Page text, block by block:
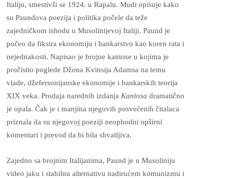
Italiju, smestivši se 1924. u Rapalu. Mudi opisuje kako
su Paundova poezija i politika počele da teže
zajedničkom ishodu u Musolinijevoj Italiji. Paund je
počeo da fiksira ekonomiju i bankarstvo kao koren rata i
nejednakosti. Napisao je brojne kantose u kojima je
pročistio poglede Džona Kvinsija Adamsa na temu
vlade, džefersonijanske ekonomije i bankarskih teorija
XIX veka. Prodaja narednih izdanjaKantosa dramatično
je opala. Čak je i manjina njegovih posvećenih čitalaca
priznala da su njegovoj poeziji neophodni opširni
komentari i prevod da bi bila shvatljiva.
Zajedno sa brojnim Italijanima, Paund je u Musoliniju
video jaku i stabilnu alternativu nadirućem komunizmu i